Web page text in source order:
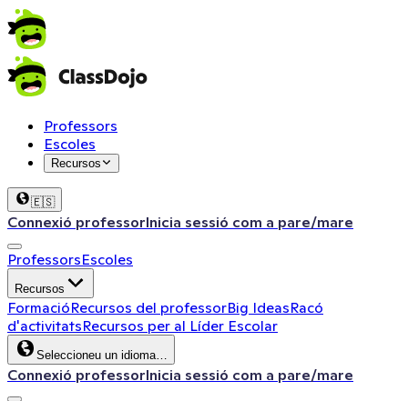
Professors
Escoles
Recursos
🇪🇸
Connexió professorInicia sessió com a pare/mare
ProfessorsEscoles
Recursos
FormacióRecursos del professorBig IdeasRacó
d'activitatsRecursos per al Líder Escolar
Seleccioneu un idioma…
Connexió professorInicia sessió com a pare/mare